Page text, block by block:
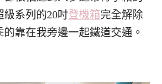
級系列的20吋登機箱完全解除
靠在我旁邊一起鐵道交通。